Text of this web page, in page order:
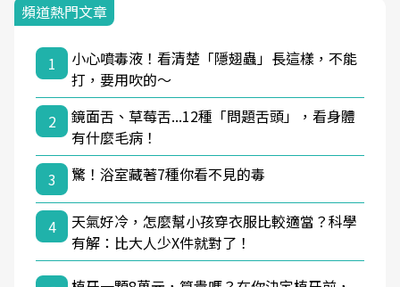
頻道熱門文章
1
小心噴毒液！看清楚「隱翅蟲」長這樣，不能
打，要用吹的～
2
鏡面舌、草莓舌...12種「問題舌頭」，看身體
有什麼毛病！
3
驚！浴室藏著7種你看不見的毒
4
天氣好冷，怎麼幫小孩穿衣服比較適當？科學
有解：比大人少X件就對了！